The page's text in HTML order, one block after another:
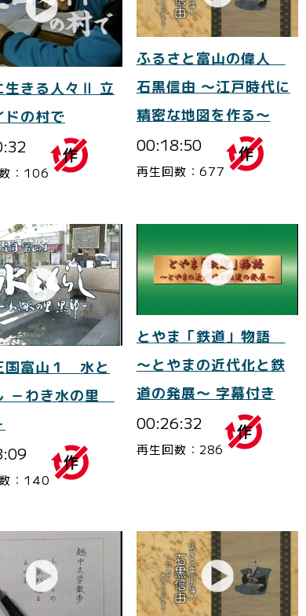
生きる人々Ⅱ 立
ドの村で
：106
ふるさと富山の偉人
石黒信由 ～江戸時代に
精密な地図を作る～
00:18:50
再生回数：677
国富山１ 水と
－わき水の里
：140
とやま「鉄道」物語
～とやまの近代化と鉄
道の発展～ 字幕付き
00:26:32
再生回数：286